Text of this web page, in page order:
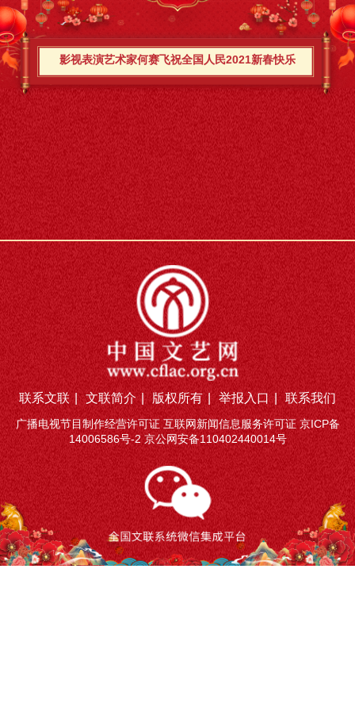
影视表演艺术家何赛飞祝全国人民2021新春快乐
联系文联 | 文联简介 | 版权所有 | 举报入口 | 联系我们
广播电视节目制作经营许可证 互联网新闻信息服务许可证京ICP备
14006586号-2京公网安备110402440014号